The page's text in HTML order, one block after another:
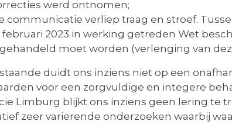
werd ontnomen;
communicatie verliep traag en stroef.
februari 2023 in werking getreden Wet
moet worden (verlenging van
duidt ons inziens niet op een
voor een zorgvuldige en integere
Limburg blijkt ons inziens geen lering te
zeer variërende onderzoeken waarbij